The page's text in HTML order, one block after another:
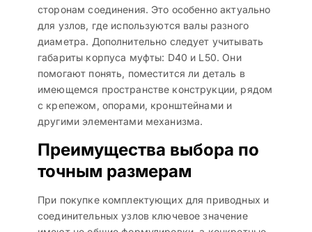
сторонам соединения. Это особенно актуально
для узлов, где используются валы разного
диаметра. Дополнительно следует учитывать
габариты корпуса муфты: D40 и L50. Они
помогают понять, поместится ли деталь в
имеющемся пространстве конструкции, рядом
с крепежом, опорами, кронштейнами и
другими элементами механизма.
Преимущества выбора по
точным размерам
При покупке комплектующих для приводных и
соединительных узлов ключевое значение